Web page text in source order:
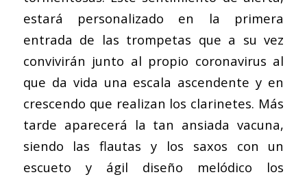
estará personalizado en la primera
entrada de las trompetas que a su vez
convivirán junto al propio coronavirus al
que da vida una escala ascendente y en
crescendo que realizan los clarinetes. Más
tarde aparecerá la tan ansiada vacuna,
siendo las flautas y los saxos con un
escueto y ágil diseño melódico los